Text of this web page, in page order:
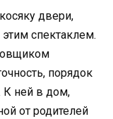
двери,
спектаклем.
порядок
К ней в дом,
от родителей